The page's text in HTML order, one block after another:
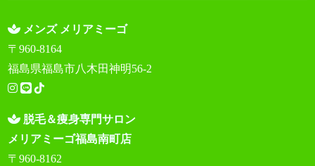
メンズ メリアミーゴ
〒960-8164
福島県福島市八木田神明56-2
脱毛＆痩身専門サロン
メリアミーゴ福島南町店
〒960-8162